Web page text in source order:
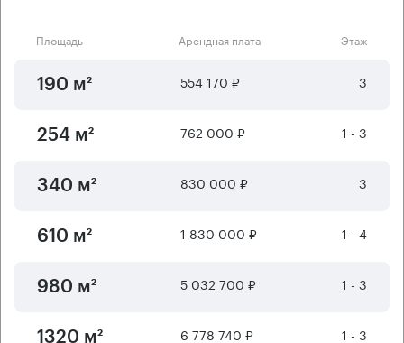
Площадь Арендная плата Этаж
190 м² 554 170 ₽ 3
254 м² 762 000 ₽ 1 - 3
340 м² 830 000 ₽ 3
610 м² 1 830 000 ₽ 1 - 4
980 м² 5 032 700 ₽ 1 - 3
1320 м² 6 778 740 ₽ 1 - 3